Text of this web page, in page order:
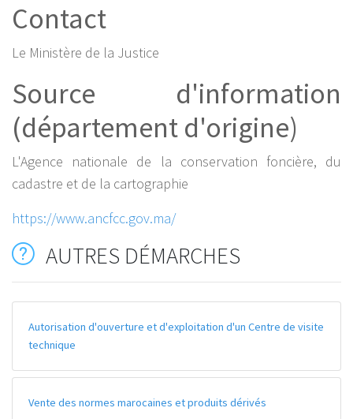
Contact
Le Ministère de la Justice
Source d'information
(département d'origine)
L'Agence nationale de la conservation foncière, du
cadastre et de la cartographie
https://www.ancfcc.gov.ma/
AUTRES DÉMARCHES
Autorisation d'ouverture et d'exploitation d'un Centre de visite
technique
Vente des normes marocaines et produits dérivés